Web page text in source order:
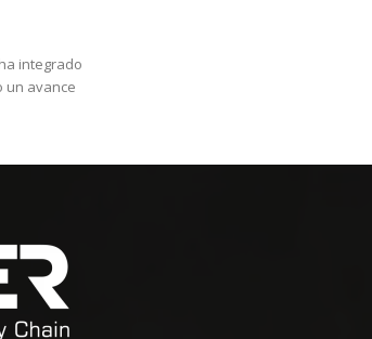
integrado
un avance